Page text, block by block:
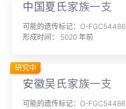
中国夏氏家族一支
可能的遗传标记：O-FGC54486
形成时间： 5020 年前
安徽吴氏家族一支
可能的遗传标记：O-FGC54486
研究中